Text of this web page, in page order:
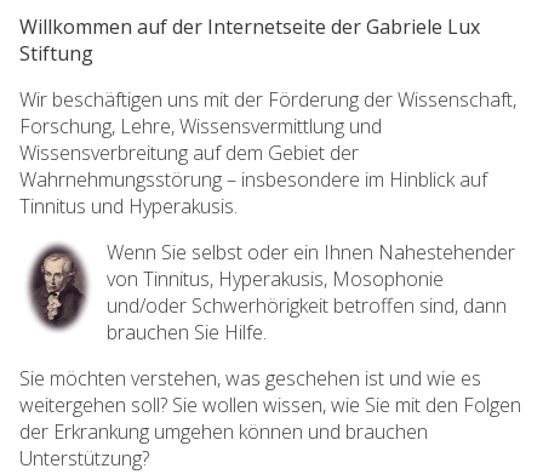
Willkommen auf der Internetseite der Gabriele Lux
Stiftung
Wir beschäftigen uns mit der Förderung der Wissenschaft,
Forschung, Lehre, Wissensvermittlung und
Wissensverbreitung auf dem Gebiet der
Wahrnehmungsstörung – insbesondere im Hinblick auf
Tinnitus und Hyperakusis.
Wenn Sie selbst oder ein Ihnen Nahestehender
von Tinnitus, Hyperakusis, Mosophonie
und/oder Schwerhörigkeit betroffen sind, dann
brauchen Sie Hilfe.
Sie möchten verstehen, was geschehen ist und wie es
weitergehen soll? Sie wollen wissen, wie Sie mit den Folgen
der Erkrankung umgehen können und brauchen
Unterstützung?